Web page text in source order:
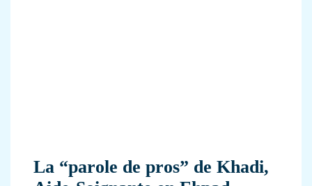
La “parole de pros” de Khadi,